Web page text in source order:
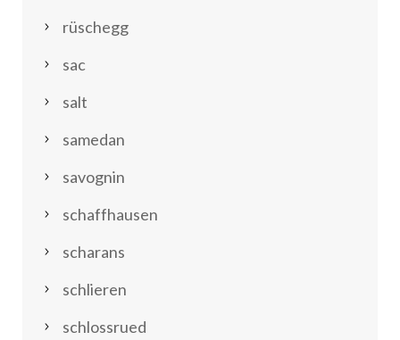
rüschegg
sac
salt
samedan
savognin
schaffhausen
scharans
schlieren
schlossrued